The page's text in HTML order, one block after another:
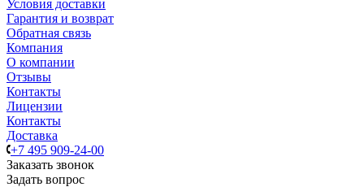
Условия доставки
Гарантия и возврат
Обратная связь
Компания
О компании
Отзывы
Контакты
Лицензии
Контакты
Доставка
+7 495 909-24-00
Заказать звонок
Задать вопрос